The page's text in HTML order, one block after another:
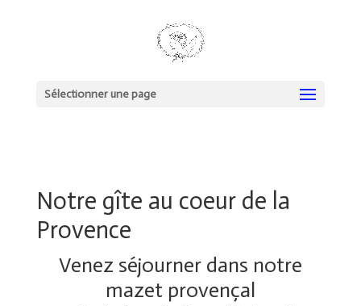
Sélectionner une page
Notre gîte au coeur de la
Provence
Venez séjourner dans notre
mazet provençal